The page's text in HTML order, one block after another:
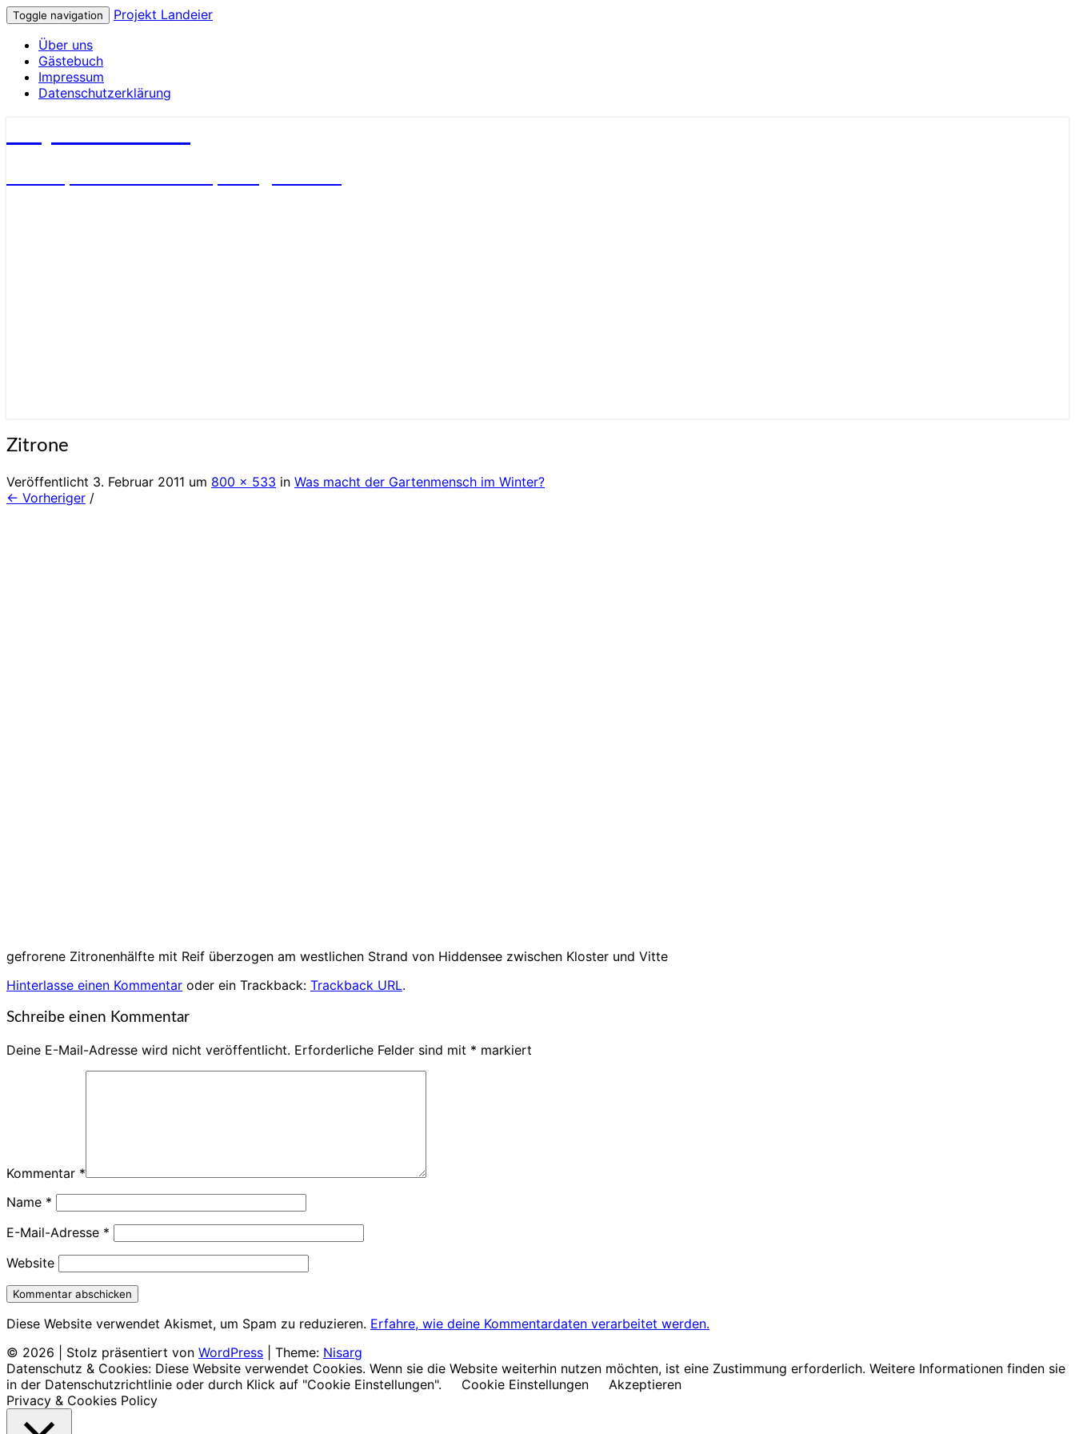
Toggle navigation
Projekt Landeier
Über uns
Gästebuch
Impressum
Datenschutzerklärung
Zitrone
Veröffentlicht 3. Februar 2011 um 800 × 533 in Was macht der Gartenmensch im Winter?
← Vorheriger /
gefrorene Zitronenhälfte mit Reif überzogen am westlichen Strand von Hiddensee zwischen Kloster und Vitte
Hinterlasse einen Kommentar oder ein Trackback: Trackback URL.
Schreibe einen Kommentar
Deine E-Mail-Adresse wird nicht veröffentlicht. Erforderliche Felder sind mit * markiert
Kommentar *
Name *
E-Mail-Adresse *
Website
Diese Website verwendet Akismet, um Spam zu reduzieren. Erfahre, wie deine Kommentardaten verarbeitet werden.
© 2026
Stolz präsentiert von WordPress Theme: Nisarg
Datenschutz & Cookies: Diese Website verwendet Cookies. Wenn sie die Website weiterhin nutzen möchten, ist eine Zustimmung erforderlich. Weitere Informationen finden sie
in der Datenschutzrichtlinie oder durch Klick auf "Cookie Einstellungen".
Cookie Einstellungen
Akzeptieren
Privacy & Cookies Policy